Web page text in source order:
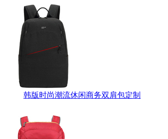
韩版时尚潮流休闲商务双肩包定制